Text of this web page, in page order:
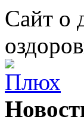
Сайт о